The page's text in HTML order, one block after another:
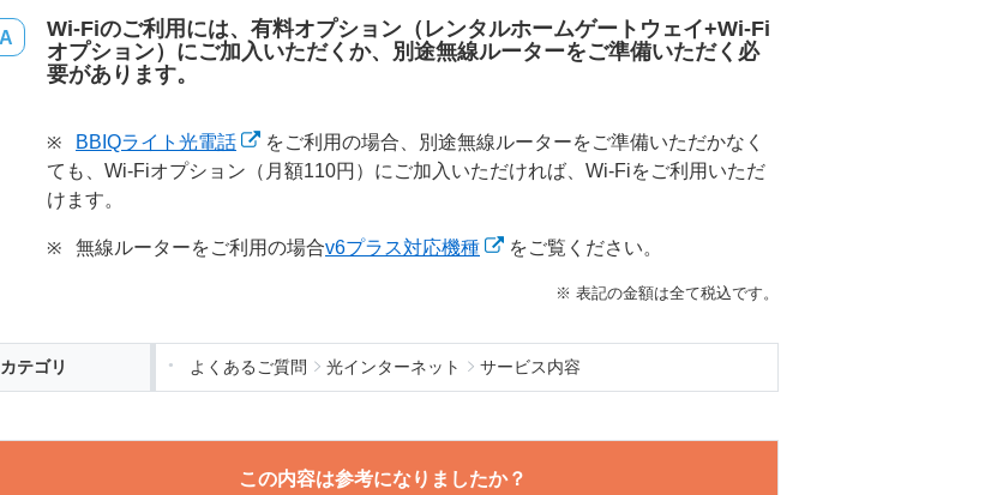
Wi-Fiのご利用には、有料オプション（レンタルホームゲートウェイ+Wi-Fi
オプション）にご加入いただくか、別途無線ルーターをご準備いただく必
要があります。
BBIQライト光電話
をご利用の場合、別途無線ルーターをご準備いただかなく
ても、Wi-Fiオプション（月額110円）にご加入いただければ、Wi-Fiをご利用いただ
けます。
無線ルーターをご利用の場合v6プラス対応機種 をご覧ください。
※ 表記の金額は全て税込です。
カテゴリ よくあるご質問 光インターネット サービス内容
この内容は参考になりましたか？